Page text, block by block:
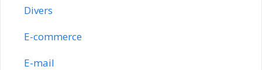
Divers
E-commerce
E-mail